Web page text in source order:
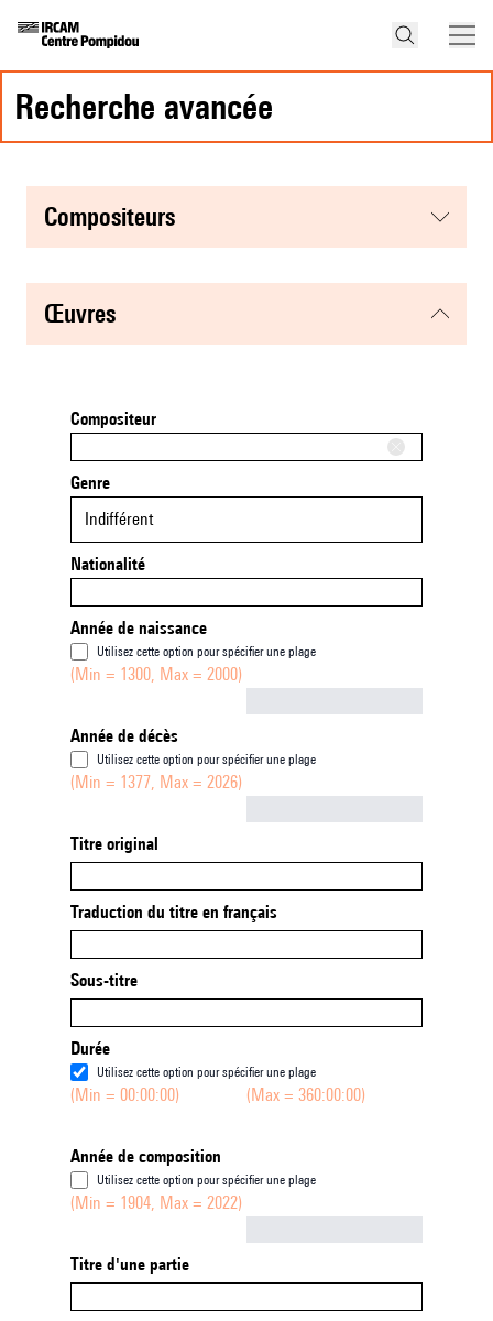
recherche avancée
compositeurs
œuvres
Compositeur
Genre
Indifférent
Nationalité
Année de naissance
Utilisez cette option pour spécifier une plage
(Min = 1300, Max = 2000)
Année de décès
Utilisez cette option pour spécifier une plage
(Min = 1377, Max = 2026)
Titre original
Traduction du titre en français
Sous-titre
Durée
Utilisez cette option pour spécifier une plage
(Min = 00:00:00) (Max = 360:00:00)
Année de composition
Utilisez cette option pour spécifier une plage
(Min = 1904, Max = 2022)
Titre d'une partie